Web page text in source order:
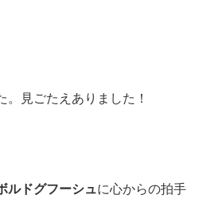
。見ごたえありました！
ルドグフーシュに心からの拍手